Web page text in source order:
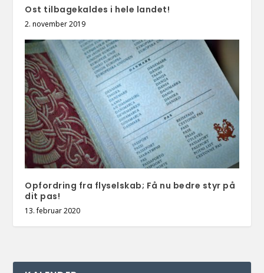
Ost tilbagekaldes i hele landet!
2. november 2019
Opfordring fra flyselskab; Få nu bedre styr på
dit pas!
13. februar 2020